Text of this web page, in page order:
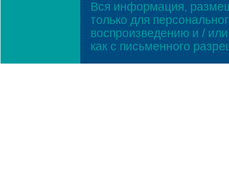
Вся информация,
только для
воспроизведению и /
как с письменного